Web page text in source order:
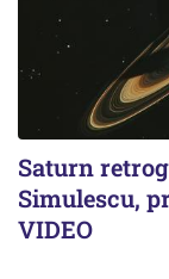
Saturn
Simulescu,
VIDEO